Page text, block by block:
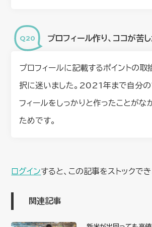
プロフィール作り、ココが苦し
プロフィールに記載するポイントの取
択に迷いました。2021年まで自分の
フィールをしっかりと作ったことがな
ためです。
ログインすると、この記事をストックでき
関連記事